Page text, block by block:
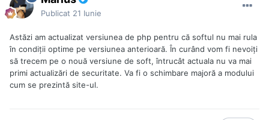
Publicat 21 Iunie
Astăzi am actualizat versiunea de php pentru că softul nu mai rula
în condiții optime pe versiunea anterioară. În curând vom fi nevoiți
să trecem pe o nouă versiune de soft, întrucât actuala nu va mai
primi actualizări de securitate. Va fi o schimbare majoră a modului
cum se prezintă site-ul.